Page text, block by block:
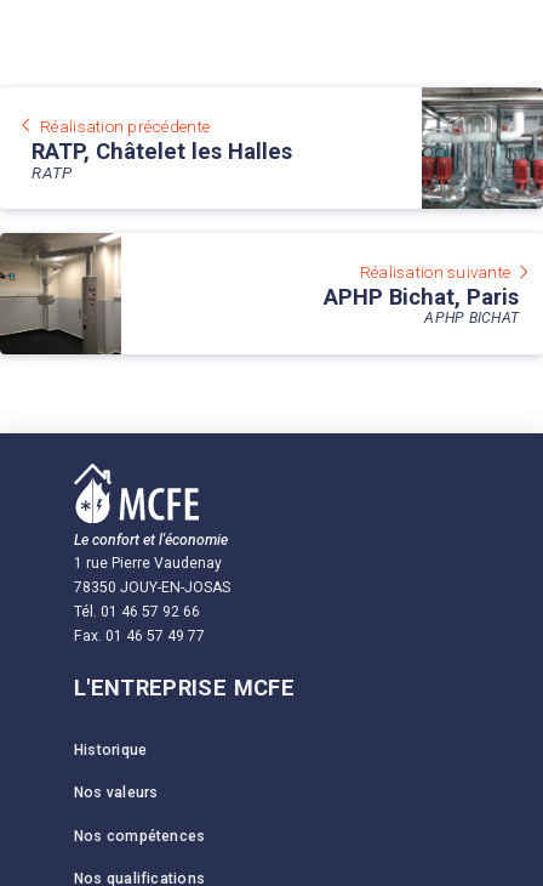
Réalisation précédente
RATP, Châtelet les Halles
RATP
Réalisation suivante
APHP Bichat, Paris
APHP BICHAT
Le confort et l'économie
1 rue Pierre Vaudenay
78350 JOUY-EN-JOSAS
Tél. 01 46 57 92 66
Fax. 01 46 57 49 77
L'ENTREPRISE MCFE
Historique
Nos valeurs
Nos compétences
Nos qualifications